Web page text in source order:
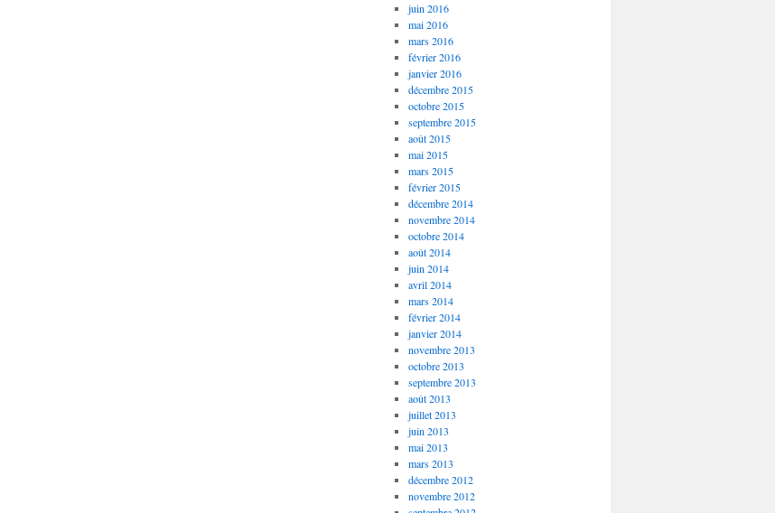
juin 2016
mai 2016
mars 2016
février 2016
janvier 2016
décembre 2015
octobre 2015
septembre 2015
août 2015
mai 2015
mars 2015
février 2015
décembre 2014
novembre 2014
octobre 2014
août 2014
juin 2014
avril 2014
mars 2014
février 2014
janvier 2014
novembre 2013
octobre 2013
septembre 2013
août 2013
juillet 2013
juin 2013
mai 2013
mars 2013
décembre 2012
novembre 2012